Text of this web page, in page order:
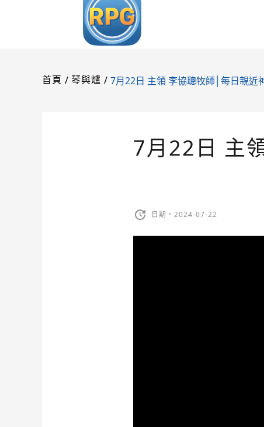
首頁 / 琴與爐 / 7月22日 主領 李協聰牧師│每日親近
7月22日 主
日期・2024-07-22